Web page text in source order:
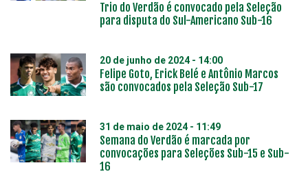
Trio do Verdão é convocado pela Seleção
para disputa do Sul-Americano Sub-16
20 de junho de 2024 - 14:00
Felipe Goto, Erick Belé e Antônio Marcos
são convocados pela Seleção Sub-17
31 de maio de 2024 - 11:49
Semana do Verdão é marcada por
convocações para Seleções Sub-15 e Sub-
16